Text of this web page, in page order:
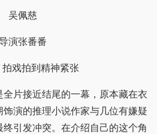
吴佩慈
演张番番
拍戏拍到精神紧张
片接近结尾的一幕，原本藏在衣
演的推理小说作家与几位有嫌疑
引发冲突。在介绍自己的这个角